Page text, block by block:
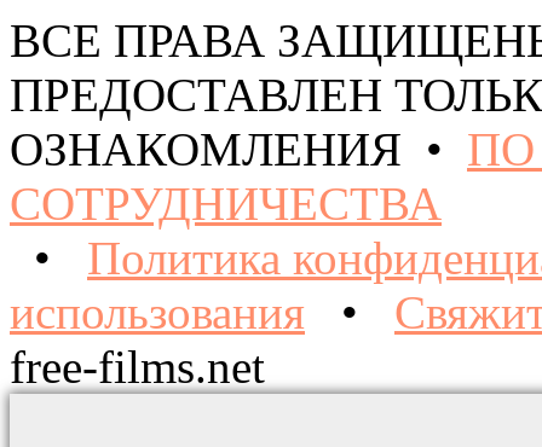
ВСЕ ПРАВА
ПРЕДОСТАВЛЕН
ОЗНАКОМЛЕНИЯ •
СОТРУДНИЧЕСТВА
• Политика
использования •
free-films.net